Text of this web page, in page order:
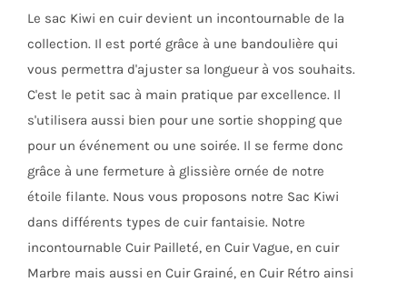
choisies
sur
page
Le sac Kiwi en cuir devient un incontournable de la
collection. Il est porté grâce à une bandoulière qui
vous permettra d'ajuster sa longueur à vos souhaits.
C'est le petit sac à main pratique par excellence. Il
s'utilisera aussi bien pour une sortie shopping que
pour un événement ou une soirée. Il se ferme donc
grâce à une fermeture à glissière ornée de notre
étoile filante. Nous vous proposons notre Sac Kiwi
dans différents types de cuir fantaisie. Notre
incontournable Cuir Pailleté, en Cuir Vague, en cuir
Marbre mais aussi en Cuir Grainé, en Cuir Rétro ainsi